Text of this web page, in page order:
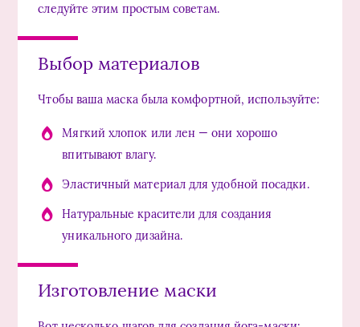
следуйте этим простым советам.
Выбор материалов
Чтобы ваша маска была комфортной, используйте:
Мягкий хлопок или лен — они хорошо
впитывают влагу.
Эластичный материал для удобной посадки.
Натуральные красители для создания
уникального дизайна.
Изготовление маски